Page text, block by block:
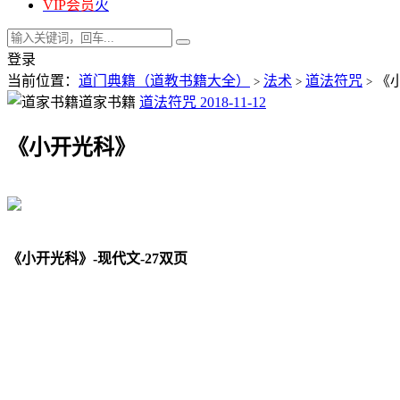
VIP会员火
登录
当前位置： 道门典籍（道教书籍大全） > 法术 > 道法符咒 > 《
道家书籍 道法符咒 2018-11-12
《小开光科》
《小开光科》-现代文-27双页